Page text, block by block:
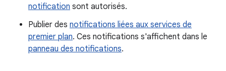
notification sont autorisés.
Publier des notifications liées aux services de
premier plan. Ces notifications s'affichent dans le
panneau des notifications.